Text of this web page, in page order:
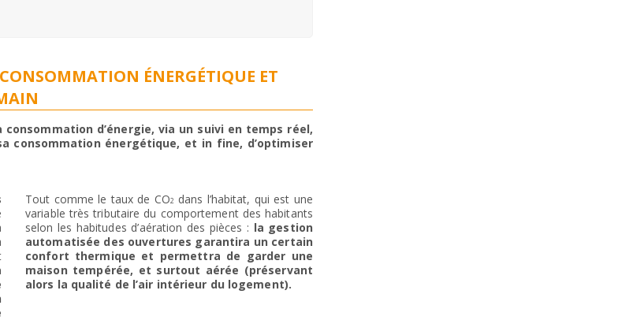
ÉNERGÉTIQUE ET
d’énergie, via un suivi en temps réel,
consommation énergétique, et in fine, d’optimiser
Tout comme le taux de CO2 dans l’habitat, qui est une
variable très tributaire du comportement des habitants
selon les habitudes d’aération des pièces : la gestion
automatisée des ouvertures garantira un certain
confort thermique et permettra de garder une
maison tempérée, et surtout aérée (préservant
alors la qualité de l’air intérieur du logement).